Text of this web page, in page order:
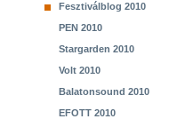
Fesztiválblog 2010
PEN 2010
Stargarden 2010
Volt 2010
Balatonsound 2010
EFOTT 2010